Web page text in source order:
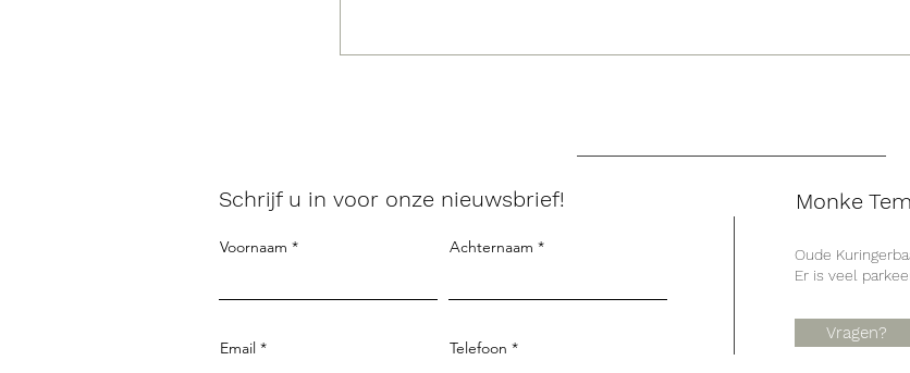
Schrijf u in voor onze nieuwsbrief!
Voornaam Achternaam
Email Telefoon
Monke
Oude
Er is veel
Vragen?